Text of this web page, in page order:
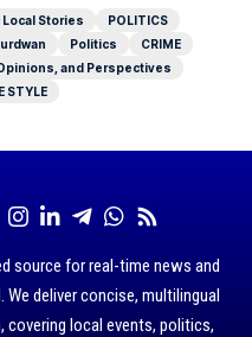
Stories
POLITICS
Politics
CRIME
and Perspectives
STYLE
source for real-time news and
deliver concise, multilingual
covering local events, politics,